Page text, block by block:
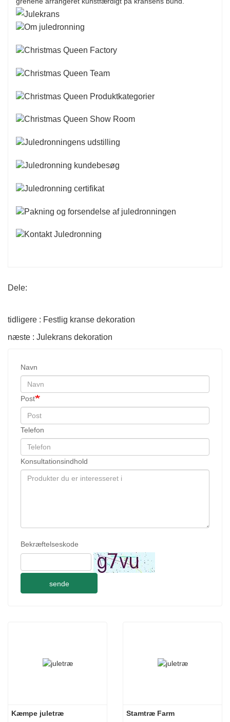
Dele:
tidligere : Festlig kranse dekoration
næste : Julekrans dekoration
Navn
Post
Telefon
Konsultationsindhold
Bekræftelseskode
sende
Kæmpe juletræ Stamtræ Farm